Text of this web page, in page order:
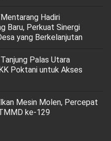
Hadiri
Baru, Perkuat Sinergi
yang Berkelanjutan
Palas Utara
Poktani untuk Akses
Mesin Molen, Percepat
ke-129